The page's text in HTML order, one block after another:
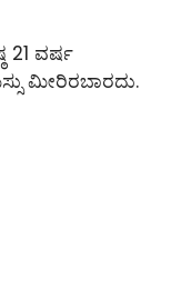
21 ವರ್ಷ
ಮೀರಿರಬಾರದು.